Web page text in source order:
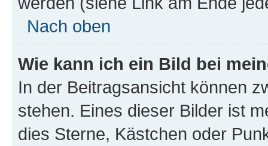
Nach oben
Wie kann ich ein Bild bei
In der Beitragsansicht können
stehen. Eines dieser Bilder ist
dies Sterne, Kästchen oder